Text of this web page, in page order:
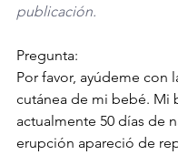
publicación.
Pregunta:
Por favor, ayúdeme con
cutánea de mi bebé. Mi
actualmente 50 días de
erupción apareció de